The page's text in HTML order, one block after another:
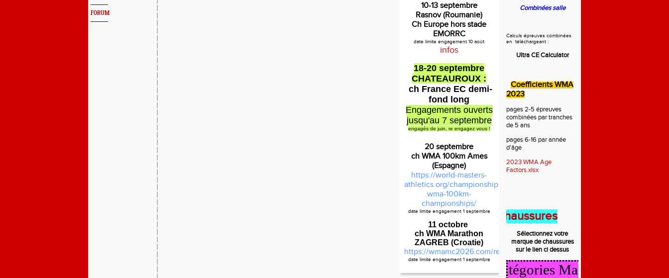
FORUM
10-13 septembre
Rasnov (Roumanie)
Ch Europe hors stade
EMORRC
date limite engagement 10 août
infos
18-20 septembre
CHATEAUROUX :
ch France EC demi-
fond long
Engagements ouverts
jusqu'au 7 septembre
engagés de juin, re engagez vous !
20 septembre
ch WMA 100km Ames
(Espagne)
https://world-masters-
athletics.org/championships/2026-
wma-100km-
championships/
date limite engagement 1 septembre
11 octobre
ch WMA Marathon
ZAGREB (Croatie)
https://wmamc2026.com/register.html
date limite engagement 1 septembre
Combinées salle
Calculs épreuves combinées
en téléchargeant :
Ultra CE Calculator
Coefficients WMA
2023
pages 2-5 épreuves
combinées par tranches
de 5 ans
pages 6-16 par année
d'âge
2023 WMA Age
Factors.xlsx
Règlement des chaussures
Sélectionnez votre
marque de chaussures
sur le lien ci dessus
Calcul Catégories Masters 2025/2026